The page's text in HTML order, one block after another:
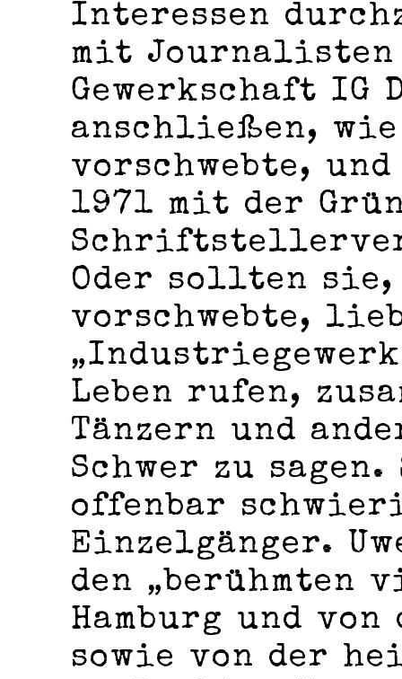
Interessen
mit Journalisten
Gewerkschaft IG
anschließen,
vorschwebte,
1971 mit der
Oder sollten sie,
vorschwebte,
Leben rufen,
Tänzern und
Schwer zu
offenbar
Einzelgänger.
den „berühmten
Hamburg und von
sowie von der